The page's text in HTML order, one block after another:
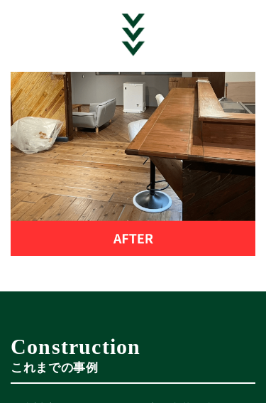
Construction
これまでの事例